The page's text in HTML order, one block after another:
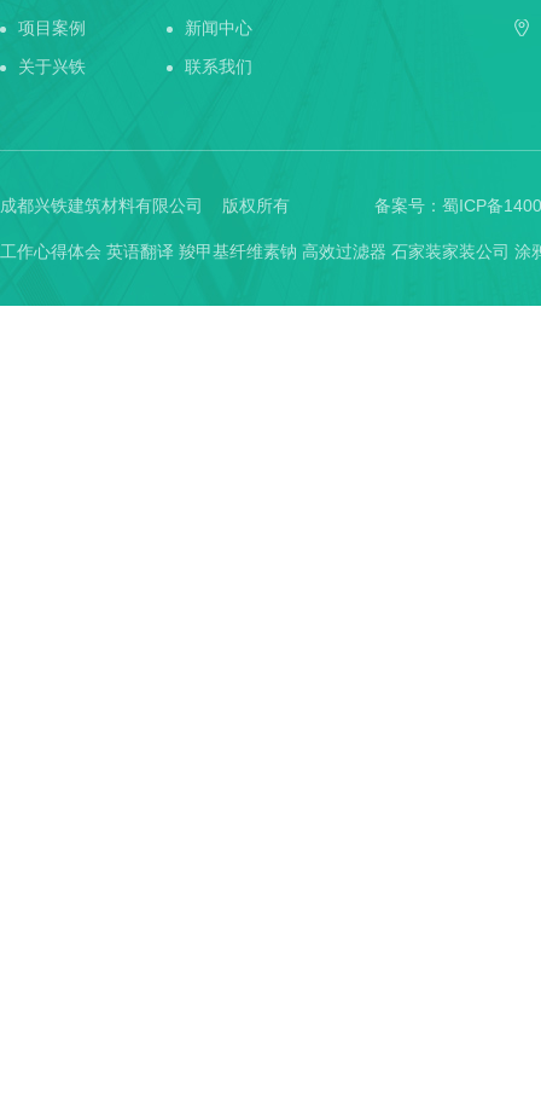
项目案例
新闻中心
关于兴铁
联系我们
成都兴铁建筑材料有限公司 版权所有 备案号： 蜀ICP备
工作心得体会 英语翻译 羧甲基纤维素钠 高效过滤器 石家装家装公司 涂